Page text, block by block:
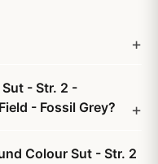
- Str. 2 -
- Fossil Grey?
Colour Sut - Str. 2